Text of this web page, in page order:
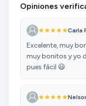
Opiniones
Carla
Excelente, muy
muy bonitos y yo
pues fácil 😃